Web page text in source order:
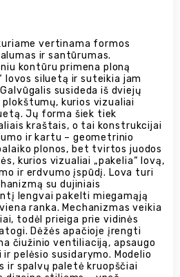
vertinama formos
ir santūrumas.
kontūru primena ploną
lovos siluetą ir suteikia jam
susideda iš dviejų
kurios vizualiai
Jų forma šiek tiek
kraštais, o tai konstrukcijai
ir kartu – geometrinio
plonos, bet tvirtos juodos
kurios vizualiai „pakelia“ lovą,
ir erdvumo įspūdį. Lova turi
su dujiniais
lengvai pakelti miegamąją
ranka. Mechanizmas veikia
todėl prieiga prie vidinės
Dėžės apačioje įrengti
čiužinio ventiliaciją, apsaugo
pelėsio susidarymo. Modelio
ir spalvų paletė kruopščiai